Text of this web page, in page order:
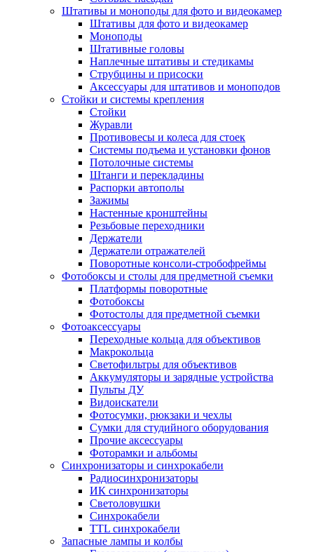
Штативы и моноподы для фото и видеокамер
Штативы для фото и видеокамер
Моноподы
Штативные головы
Наплечные штативы и стедикамы
Струбцины и присоски
Аксессуары для штативов и моноподов
Стойки и системы крепления
Стойки
Журавли
Противовесы и колеса для стоек
Системы подъема и установки фонов
Потолочные системы
Штанги и перекладины
Распорки автополы
Зажимы
Настенные кронштейны
Резьбовые переходники
Держатели
Держатели отражателей
Поворотные консоли-стробофреймы
Фотобоксы и столы для предметной съемки
Платформы поворотные
Фотобоксы
Фотостолы для предметной съемки
Фотоаксессуары
Переходные кольца для объективов
Макрокольца
Светофильтры для объективов
Аккумуляторы и зарядные устройства
Пульты ДУ
Видоискатели
Фотосумки, рюкзаки и чехлы
Сумки для студийного оборудования
Прочие аксессуары
Фоторамки и альбомы
Синхронизаторы и синхрокабели
Радиосинхронизаторы
ИК синхронизаторы
Светоловушки
Синхрокабели
TTL синхрокабели
Запасные лампы и колбы